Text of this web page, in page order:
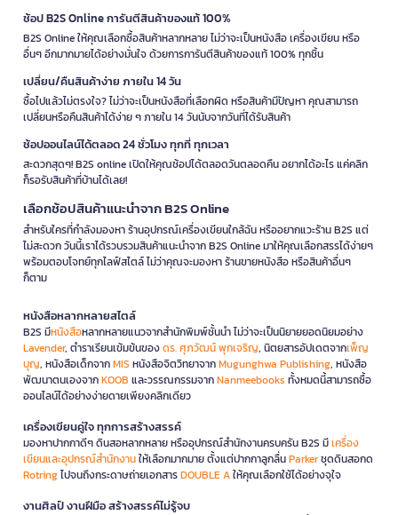
ช้อป B2S Online การันตีสินค้าของแท้ 100%
B2S Online ให้คุณเลือกซื้อสินค้าหลากหลาย ไม่ว่าจะเป็นหนังสือ เครื่องเขียน หรือ
อื่นๆ อีกมากมายได้อย่างมั่นใจ ด้วยการการันตีสินค้าของแท้ 100% ทุกชิ้น
เปลี่ยน/คืนสินค้าง่าย ภายใน 14 วัน
ซื้อไปแล้วไม่ตรงใจ? ไม่ว่าจะเป็นหนังสือที่เลือกผิด หรือสินค้ามีปัญหา คุณสามารถ
เปลี่ยนหรือคืนสินค้าได้ง่าย ๆ ภายใน 14 วันนับจากวันที่ได้รับสินค้า
ช้อปออนไลน์ได้ตลอด 24 ชั่วโมง ทุกที่ ทุกเวลา
สะดวกสุดๆ! B2S online เปิดให้คุณช้อปได้ตลอดวันตลอดคืน อยากได้อะไร แค่คลิก
ก็รอรับสินค้าที่บ้านได้เลย!
เลือกช้อปสินค้าแนะนำจาก B2S Online
สำหรับใครที่กำลังมองหา ร้านอุปกรณ์เครื่องเขียนใกล้ฉัน หรืออยากแวะร้าน B2S แต่
ไม่สะดวก วันนี้เราได้รวบรวมสินค้าแนะนำจาก B2S Online มาให้คุณเลือกสรรได้ง่ายๆ
พร้อมตอบโจทย์ทุกไลฟ์สไตล์ ไม่ว่าคุณจะมองหา ร้านขายหนังสือ หรือสินค้าอื่นๆ
ก็ตาม
หนังสือหลากหลายสไตล์
B2S มีหนังสือหลากหลายแนวจากสำนักพิมพ์ชั้นนำ ไม่ว่าจะเป็นนิยายยอดนิยมอย่าง
Lavender, ตำราเรียนเข้มข้นของดร. ศุภวัฒน์ พุกเจริญ, นิตยสารอัปเดตจากเพ็ญ
บุญ, หนังสือเด็กจากMIS หนังสือจิตวิทยาจากMugunghwa Publishing, หนังสือ
พัฒนาตนเองจากKOOB และวรรณกรรมจากNanmeebooks ทั้งหมดนี้สามารถซื้อ
ออนไลน์ได้อย่างง่ายดายเพียงคลิกเดียว
เครื่องเขียนคู่ใจ ทุกการสร้างสรรค์
มองหาปากกาดีๆ ดินสอหลากหลาย หรืออุปกรณ์สำนักงานครบครัน B2S มีเครื่อง
เขียนและอุปกรณ์สำนักงานให้เลือกมากมาย ตั้งแต่ปากกาลูกลื่นParkerชุดดินสอกด
Rotringไปจนถึงกระดาษถ่ายเอกสารDOUBLE Aให้คุณเลือกใช้ได้อย่างจุใจ
งานศิลป์ งานฝีมือ สร้างสรรค์ไม่รู้จบ